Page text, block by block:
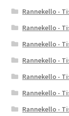
Rannekello -
Rannekello -
Rannekello -
Rannekello -
Rannekello -
Rannekello -
Rannekello -